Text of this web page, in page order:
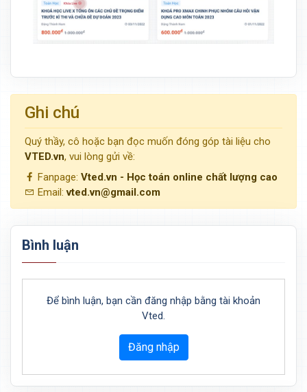
Ghi chú
Quý thầy, cô hoặc bạn đọc muốn đóng góp tài liệu cho
VTED.vn, vui lòng gửi về:
Fanpage: Vted.vn - Học toán online chất lượng cao
Email:vted.vn@gmail.com
Bình luận
Để bình luận, bạn cần đăng nhập bằng tài khoản
Vted.
Đăng nhập